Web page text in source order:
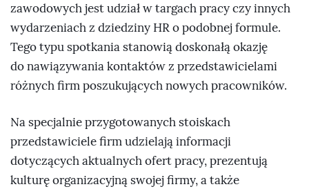
zawodowych jest udział w targach pracy czy innych
wydarzeniach z dziedziny HR o podobnej formule.
Tego typu spotkania stanowią doskonałą okazję
do nawiązywania kontaktów z przedstawicielami
różnych firm poszukujących nowych pracowników.
Na specjalnie przygotowanych stoiskach
przedstawiciele firm udzielają informacji
dotyczących aktualnych ofert pracy, prezentują
kulturę organizacyjną swojej firmy, a także